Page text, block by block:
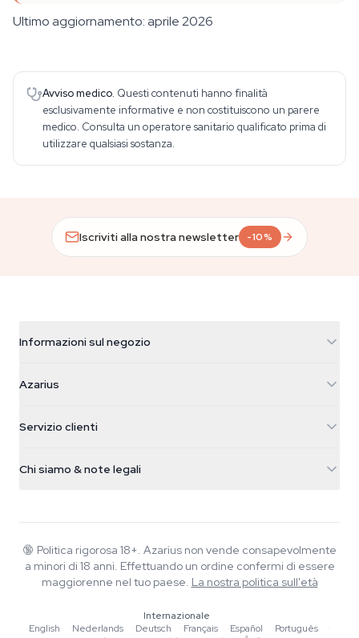
Ultimo aggiornamento: aprile 2026
Avviso medico. Questi contenuti hanno finalità
esclusivamente informative e non costituiscono un parere
medico. Consulta un operatore sanitario qualificato prima di
utilizzare qualsiasi sostanza.
Iscriviti alla nostra newsletter -10%
Informazioni sul negozio
Galvaniweg 11
Nederland
+31(0)204897914
Azarius
Smokeshop
Servizio clienti
FAQ
Informativa sulla privacy
Chi siamo & note legali
Wiki
Blog
Scrittori
Strumenti e Calcolatori
🔞 Politica rigorosa 18+. Azarius non vende consapevolmente
a minori di 18 anni. Effettuando un ordine confermi di essere
maggiorenne nel tuo paese. La nostra politica sull'età
Internazionale
English
·Nederlands ·Deutsch ·Français ·Español ·Português
·